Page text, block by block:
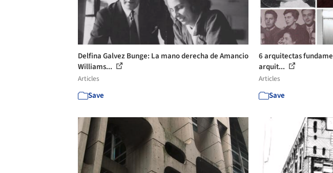
Delfina Galvez Bunge: La mano derecha de Amancio
Williams...
Articles
Save
6 arquitectas
arquit...
Articles
Save